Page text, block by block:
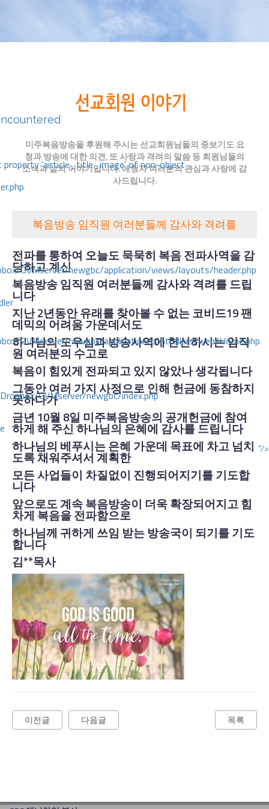
property 'airticle_title_image' of non-object
GVMserver/newgbc/application/views/layouts/header.php
GVMserver/newgbc/application/controllers/web/Home.php
GVMserver/newgbc/index.php
"/>
미주복음방송을 후원해 주시는 선교회원님들의 중보기도 요
청과 방송에 대한 의견, 또 사랑과 격려의 말씀 등 회원님들의
소식과 삶의 이야기입니다. 애청자 여러분의 관심과 사랑에 감
사드립니다.
복음방송 임직원 여러분들께 감사와 격려를
전파를 통하여 오늘도 묵묵히 복음 전파사역을 감
당하고 계신
복음방송 임직원 여러분들께 감사와 격려를 드립
니다
지난 2년동안 유래를 찾아볼 수 없는 코비드19 팬
데믹의 어려움 가운데서도
하나님의 도우심과 방송사역에 헌신하시는 임직
원 여러분의 수고로
복음이 힘있게 전파되고 있지 않았나 생각됩니다
그동안 여러 가지 사정으로 인해 헌금에 동참하지
못하다가
금년 10월 8일 미주복음방송의 공개헌금에 참여
하게 해 주신 하나님의 은혜에 감사를 드립니다
하나님의 베푸시는 은혜 가운데 목표에 차고 넘치
도록 채워주셔서 계획한
모든 사업들이 차질없이 진행되어지기를 기도합
니다
앞으로도 계속 복음방송이 더욱 확장되어지고 힘
차게 복음을 전파함으로
하나님께 귀하게 쓰임 받는 방송국이 되기를 기도
합니다
김**목사
다음글
이전글 목록